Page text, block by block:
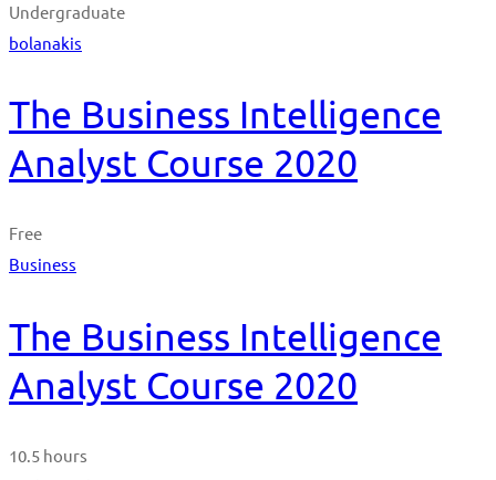
Undergraduate
bolanakis
The Business Intelligence
Analyst Course 2020
Free
Business
The Business Intelligence
Analyst Course 2020
10.5 hours